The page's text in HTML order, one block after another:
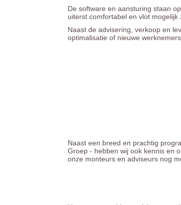
De software en aansturing staan
uiterst comfortabel en vlot mogelijk
Naast de advisering, verkoop en
optimalisatie of nieuwe
Naast een breed en prachtig
Groep - hebben wij ook kennis en
onze monteurs en adviseurs nog